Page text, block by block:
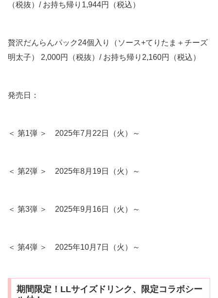
（税抜）/ お持ち帰り1,944円（税込）
贅沢だんらんパック24個入り（ソース+てりたま＋チーズ
明太子） 2,000円（税抜）/ お持ち帰り2,160円（税込）
発売日：
＜ 第1弾 ＞ 2025年7月22日（火）～
＜ 第2弾 ＞ 2025年8月19日（火）～
＜ 第3弾 ＞ 2025年9月16日（火）～
＜ 第4弾 ＞ 2025年10月7日（火）～
期間限定！LLサイズドリンク、限定コラボシー